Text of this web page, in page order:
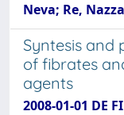
Neva; Re,
Syntesis and
of fibrates
agents
2008-01-01 DE